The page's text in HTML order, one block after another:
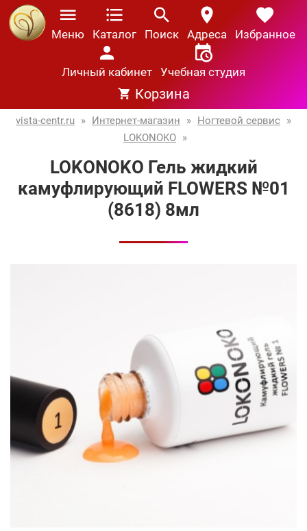
Меню Каталог Поиск Адреса Избранное
Личный кабинет Учебная студия
Корзина
vista-centr.ru » Интернет-магазин » Ногтевой сервис »
LOKONOKO »
LOKONOKO Гель жидкий
камуфлирующий FLOWERS №01
(8618) 8мл